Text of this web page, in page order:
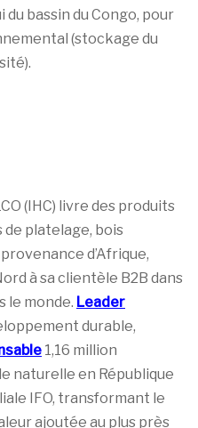
du bassin du Congo, pour
(stockage du
(IHC) livre des produits
de platelage, bois
d’Afrique,
à sa clientèle B2B dans
le monde. Leader
durable,
1,16 million
naturelle en République
IFO, transformant le
ajoutée au plus près